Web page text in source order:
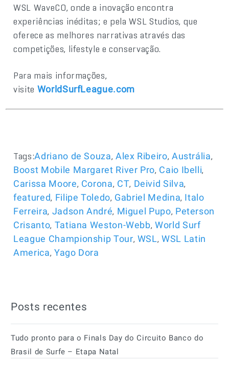
WSL WaveCO, onde a inovação encontra
experiências inéditas; e pela WSL Studios, que
oferece as melhores narrativas através das
competições, lifestyle e conservação.
Para mais informações,
visite WorldSurfLeague.com
Tags:Adriano de Souza, Alex Ribeiro, Austrália,
Boost Mobile Margaret River Pro, Caio Ibelli,
Carissa Moore, Corona, CT, Deivid Silva,
featured, Filipe Toledo, Gabriel Medina, Italo
Ferreira, Jadson André, Miguel Pupo, Peterson
Crisanto, Tatiana Weston-Webb,World Surf
League Championship Tour, WSL,WSL Latin
America, Yago Dora
Posts recentes
Tudo pronto para o Finals Day do Circuito Banco do
Brasil de Surfe – Etapa Natal